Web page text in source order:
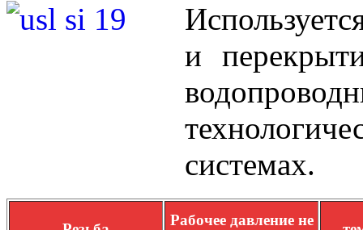
и
системах.
Рабочее давление не